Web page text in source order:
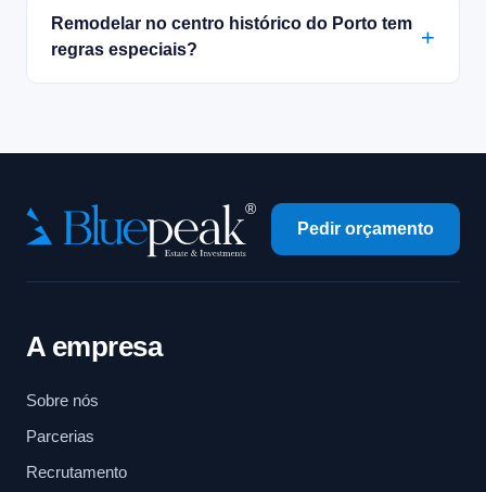
Remodelar no centro histórico do Porto tem
regras especiais?
Pedir orçamento
A empresa
Sobre nós
Parcerias
Recrutamento